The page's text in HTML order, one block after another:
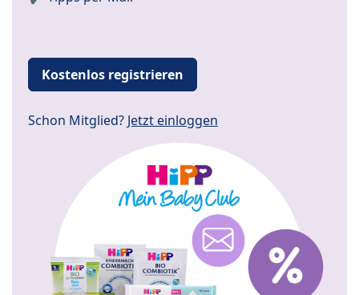
Kostenlos registrieren
Schon Mitglied? Jetzt einloggen